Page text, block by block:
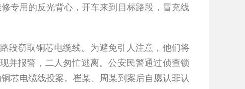
专用的反光背心，开车来到目标路段，冒充线
窃取铜芯电缆线。为避免引人注意，他们将
并报警，二人匆忙逃离。公安民警通过侦查锁
芯电缆线投案。崔某、周某到案后自愿认罪认